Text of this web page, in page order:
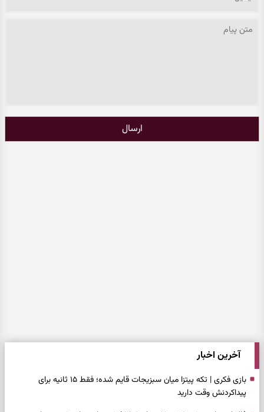
ارسال
آخرین اخبار
بازی فکری | تکه پیتزا میان سبزیجات قایم شده؛ فقط ۱۵ ثانیه برای
پیداکردنش وقت دارید